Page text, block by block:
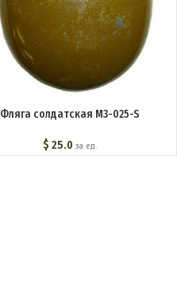
Фляга солдатская M3-025-S
$ 25.0 за ед.